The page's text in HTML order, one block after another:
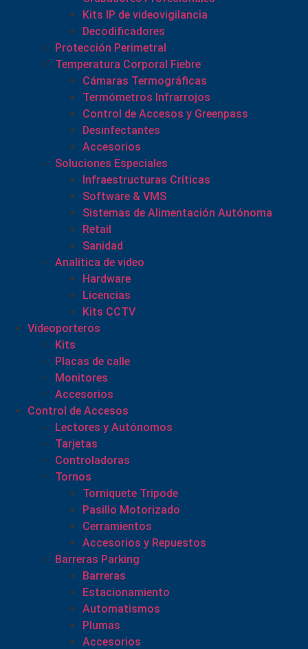
Kits IP de videovigilancia
Decodificadores
Protección Perimetral
Temperatura Corporal Fiebre
Cámaras Termográficas
Termómetros Infrarrojos
Control de Accesos y Greenpass
Desinfectantes
Accesorios
Soluciones Especiales
Infraestructuras Críticas
Software & VMS
Sistemas de Alimentación Autónoma
Retail
Sanidad
Analítica de video
Hardware
Licencias
Kits CCTV
Videoporteros
Kits
Placas de calle
Monitores
Accesorios
Control de Accesos
Lectores y Autónomos
Tarjetas
Controladoras
Tornos
Torniquete Tripode
Pasillo Motorizado
Cerramientos
Accesorios y Repuestos
Barreras Parking
Barreras
Estacionamiento
Automatismos
Plumas
Accesorios